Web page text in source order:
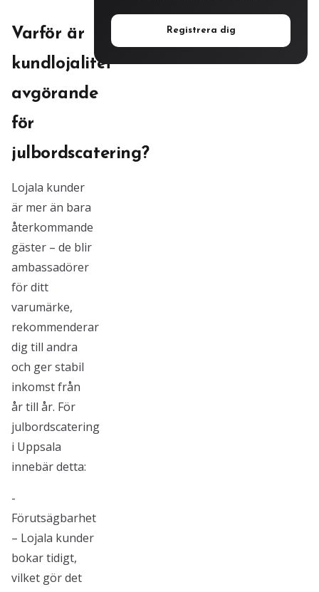
Varför är
kundlojalitet
avgörande
för
julbordscatering?
Lojala kunder
är mer än bara
återkommande
gäster – de blir
ambassadörer
för ditt
varumärke,
rekommenderar
dig till andra
och ger stabil
inkomst från
år till år. För
julbordscatering
i Uppsala
innebär detta:
-
Förutsägbarhet
– Lojala kunder
bokar tidigt,
vilket gör det
Registrera dig